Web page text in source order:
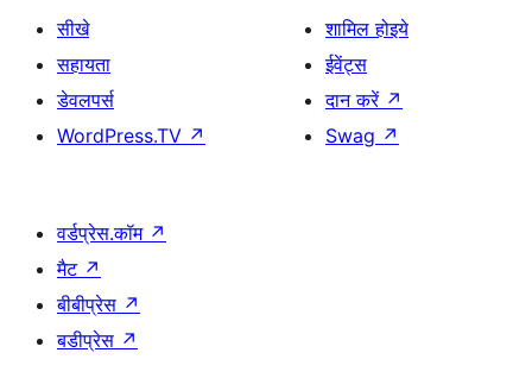
सीखे
सहायता
डेवलपर्स
WordPress.TV ↗
शामिल होइये
ईवेंट्स
दान करें ↗
Swag ↗
वर्डप्रेस.कॉम ↗
मैट ↗
बीबीप्रेस ↗
बडीप्रेस ↗